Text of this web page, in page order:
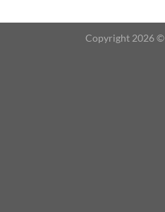
Copyright 2026 ©